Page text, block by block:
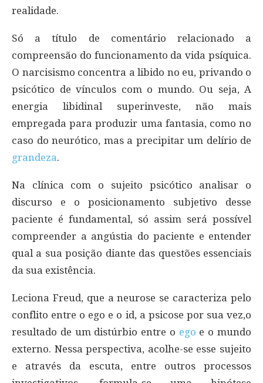
realidade.
Só a título de comentário relacionado a
compreensão do funcionamento da vida psíquica.
O narcisismo concentra a libido no eu, privando o
psicótico de vínculos com o mundo. Ou seja, A
energia libidinal superinveste, não mais
empregada para produzir uma fantasia, como no
caso do neurótico, mas a precipitar um delírio de
grandeza.
Na clínica com o sujeito psicótico analisar o
discurso e o posicionamento subjetivo desse
paciente é fundamental, só assim será possível
compreender a angústia do paciente e entender
qual a sua posição diante das questões essenciais
da sua existência.
Leciona Freud, que a neurose se caracteriza pelo
conflito entre o ego e o id, a psicose por sua vez,o
resultado de um distúrbio entre o ego e o mundo
externo. Nessa perspectiva, acolhe-se esse sujeito
e através da escuta, entre outros processos